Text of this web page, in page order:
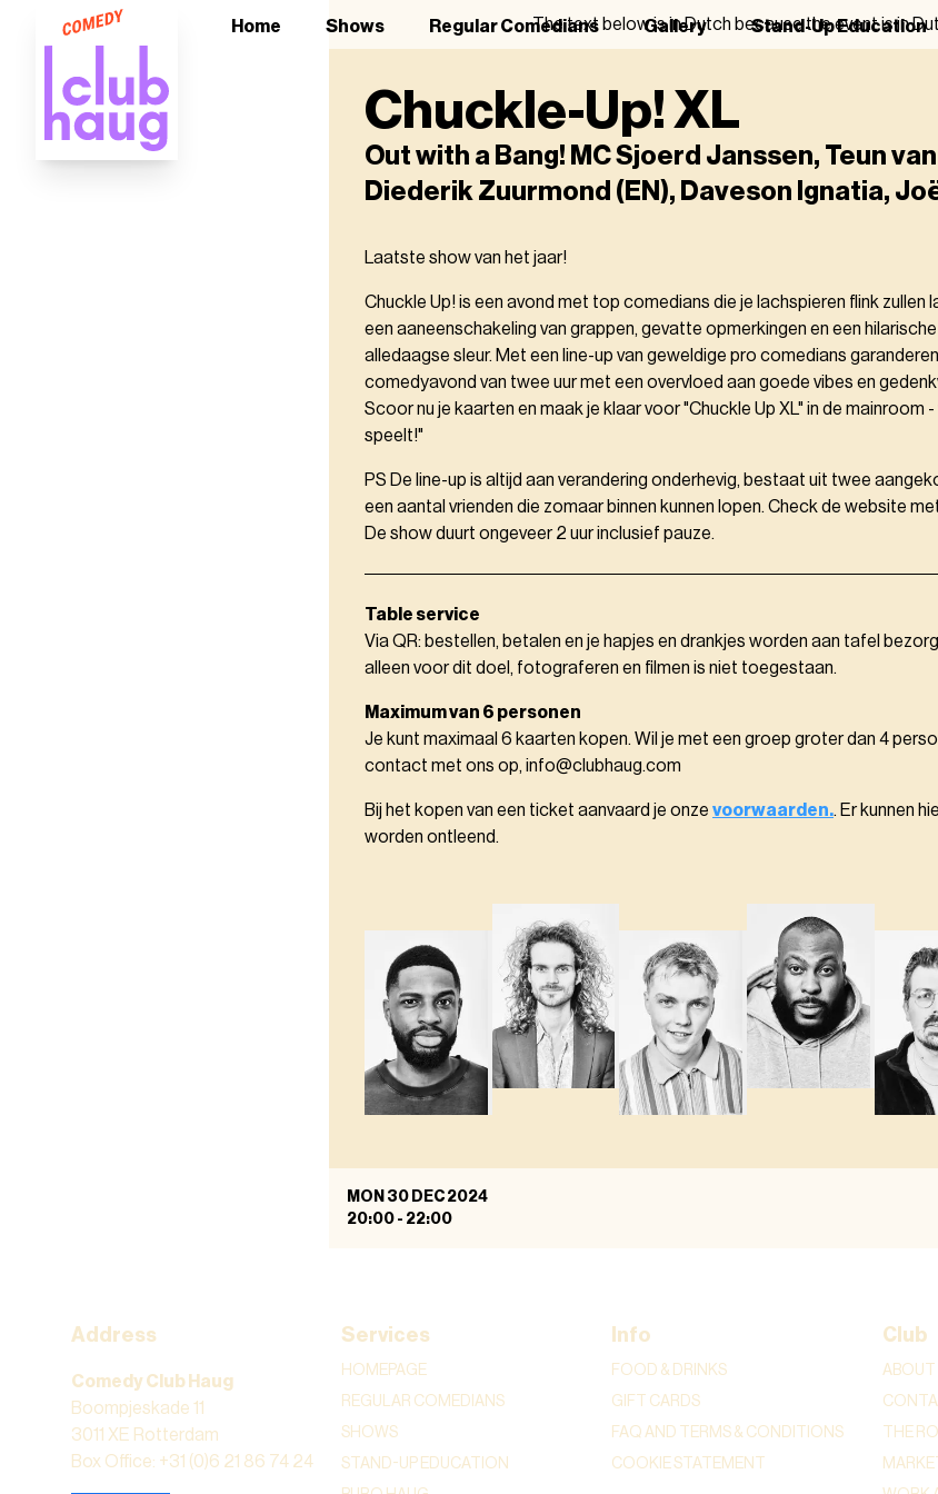
Home Shows Regular Comedians Gallery Stand-Up Education
The text below is in Dutch because the event is in
Chuckle-Up! XL
Out with a Bang! MC Sjoerd Janssen, Teun
Diederik Zuurmond (EN), Daveson Ignatia,
Laatste show van het jaar!
Chuckle Up! is een avond met top comedians die je lachspieren flink zullen
een aaneenschakeling van grappen, gevatte opmerkingen en een
alledaagse sleur. Met een line-up van geweldige pro comedians
comedyavond van twee uur met een overvloed aan goede vibes en
Scoor nu je kaarten en maak je klaar voor "Chuckle Up XL" in de mainroom
speelt!"
PS De line-up is altijd aan verandering onderhevig, bestaat uit twee
een aantal vrienden die zomaar binnen kunnen lopen. Check de website
De show duurt ongeveer 2 uur inclusief pauze.
Table service
Via QR: bestellen, betalen en je hapjes en drankjes worden aan tafel
alleen voor dit doel, fotograferen en filmen is niet toegestaan.
Maximum van 6 personen
Je kunt maximaal 6 kaarten kopen. Wil je met een groep groter dan 4
contact met ons op, info@clubhaug.com
Bij het kopen van een ticket aanvaard je onze voorwaarden.. Er kunnen
worden ontleend.
MON 30 DEC 2024
20:00 - 22:00
Address
Comedy Club Haug
Boompjeskade 11
3011 XE Rotterdam
Box Office: +31 (0)6 21 86 74 24
Services
HOMEPAGE
REGULAR COMEDIANS
SHOWS
STAND-UP EDUCATION
Info
FOOD & DRINKS
GIFT CARDS
FAQ AND TERMS & CONDITIONS
COOKIE STATEMENT
Club
ABOUT
THE